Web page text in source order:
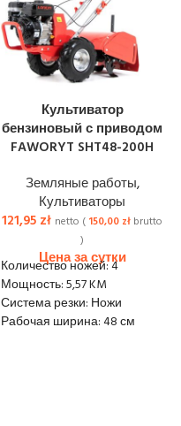
Культиватор
бензиновый с приводом
FAWORYT SHT48-200H
Земляные работы,
Культиваторы
121,95 zł netto ( 150,00 zł brutto
)
Количество ножей: 4
Мощность: 5,57 KM
Система резки: Ножи
Рабочая ширина: 48 см